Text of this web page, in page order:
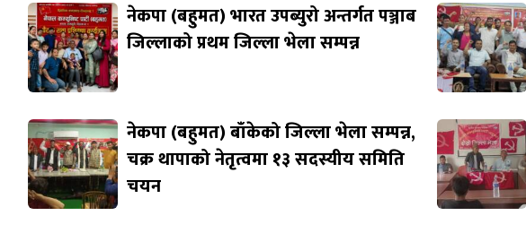
नेकपा (बहुमत) भारत उपब्युरो अन्तर्गत पञ्जाब
जिल्लाको प्रथम जिल्ला भेला सम्पन्न
नेकपा (बहुमत) बाँकेको जिल्ला भेला सम्पन्न,
चक्र थापाको नेतृत्वमा १३ सदस्यीय समिति
चयन